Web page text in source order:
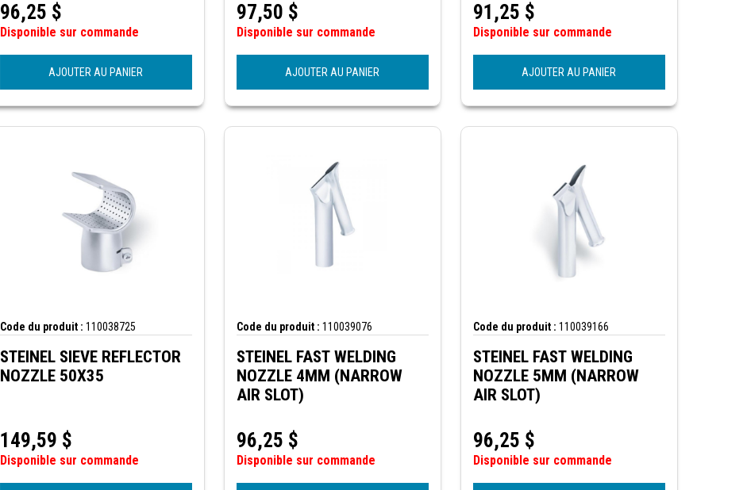
96,25 $
Disponible sur commande
AJOUTER AU PANIER
97,50 $
Disponible sur commande
AJOUTER AU PANIER
91,25 $
Disponible sur commande
AJOUTER AU PANIER
Code du produit : 110038725
STEINEL SIEVE REFLECTOR
NOZZLE 50X35
149,59 $
Disponible sur commande
Code du produit : 110039076
STEINEL FAST WELDING
NOZZLE 4MM (NARROW
AIR SLOT)
96,25 $
Disponible sur commande
Code du produit : 110039166
STEINEL FAST WELDING
NOZZLE 5MM (NARROW
AIR SLOT)
96,25 $
Disponible sur commande